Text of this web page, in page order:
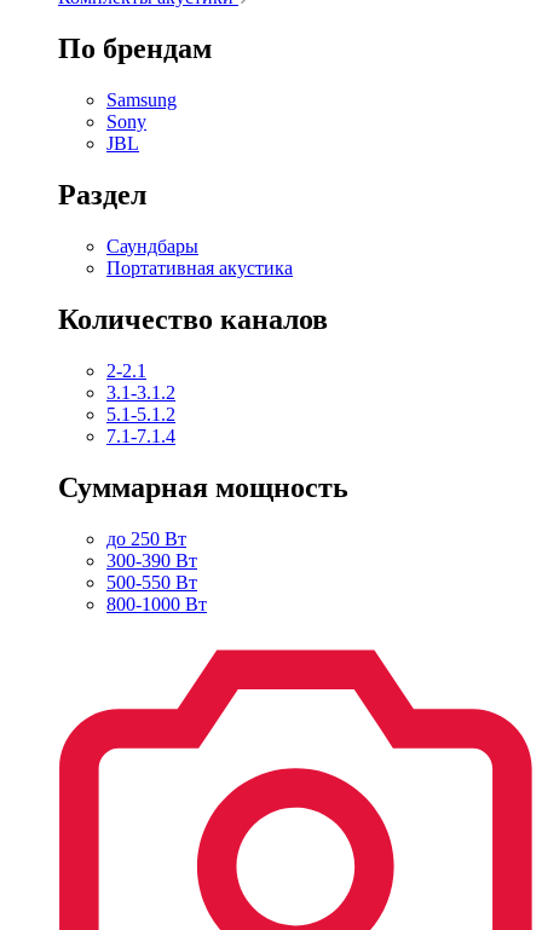
По брендам
Samsung
Sony
JBL
Раздел
Саундбары
Портативная акустика
Количество каналов
2-2.1
3.1-3.1.2
5.1-5.1.2
7.1-7.1.4
Суммарная мощность
до 250 Вт
300-390 Вт
500-550 Вт
800-1000 Вт